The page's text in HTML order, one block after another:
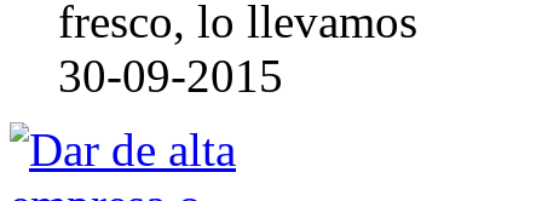
fresco, lo llevamos
30-09-2015